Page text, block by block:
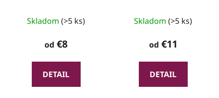
Skladom (>5 ks)
od €8
DETAIL
Skladom (>5 ks)
od €11
DETAIL